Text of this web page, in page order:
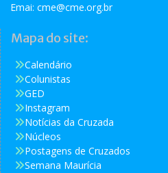
Emai: cme@cme.org.br
Mapa do site:
Calendário
Colunistas
GED
Instagram
Notícias da Cruzada
Núcleos
Postagens de Cruzados
Semana Maurícia